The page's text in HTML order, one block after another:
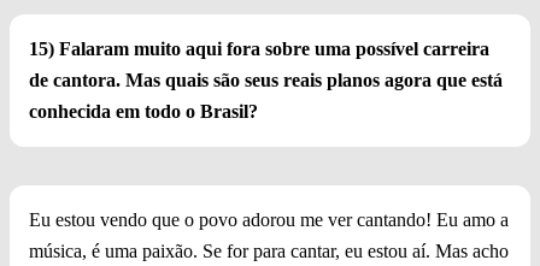
15) Falaram muito aqui fora sobre uma possível carreira
de cantora. Mas quais são seus reais planos agora que está
conhecida em todo o Brasil?
Eu estou vendo que o povo adorou me ver cantando! Eu amo a
música, é uma paixão. Se for para cantar, eu estou aí. Mas acho